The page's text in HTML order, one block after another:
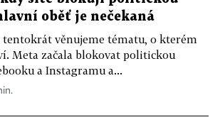
oběť je nečekaná
tentokrát věnujeme tématu, o kterém
Meta začala blokovat politickou
a Instagramu a...